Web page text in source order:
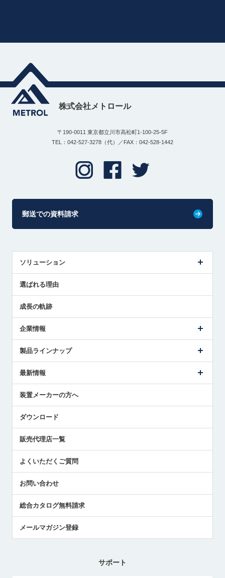
株式会社メトロール
〒190-0011 東京都立川市高松町1-100-25-5F
TEL：042-527-3278（代）／FAX：042-528-1442
郵送での資料請求
ソリューション
解決策提案
選ばれる理由
成長の軌跡
企業情報
ごあいさつ
受賞履歴
採用情報
国/地域/言語
製品ラインナップ
ツールセッタ製品
エアマイクロセンサ製品
最新情報
メトロールの技術
社員ブログ
中小企業のBCP地震対策
センサのテクニカルガイド
社長ブログ
装置メーカーの方へ
ダウンロード
販売代理店一覧
よくいただくご質問
お問い合わせ
総合カタログ無料請求
メールマガジン登録
サポート